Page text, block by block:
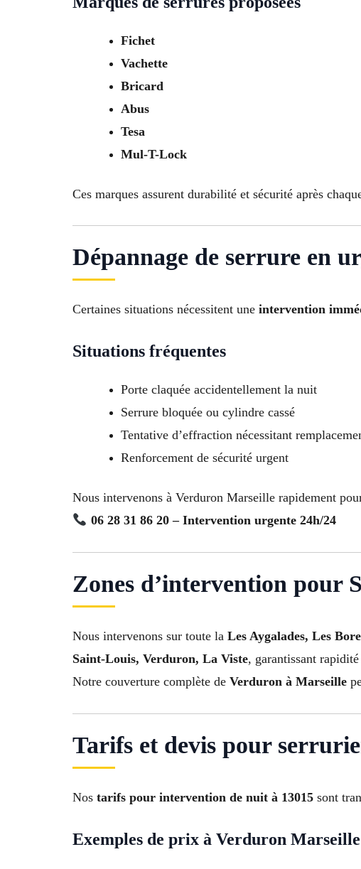
Fichet
Vachette
Bricard
Abus
Tesa
Mul-T-Lock
Ces marques assurent durabilité et sécurité après
Dépannage de serrure en
Certaines situations nécessitent une intervention
Situations fréquentes
Porte claquée accidentellement la nuit
Serrure bloquée ou cylindre cassé
Tentative d’effraction nécessitant
Renforcement de sécurité urgent
Nous intervenons à Verduron Marseille rapidement
06 28 31 86 20 – Intervention urgente 24h/24
Zones d’intervention pour
Nous intervenons sur toute la Les Aygalades, Les
Saint-Louis, Verduron, La Viste, garantissant
Notre couverture complète de Verduron à Marseille
Tarifs et devis pour
Nos tarifs pour intervention de nuit à 13015 sont
Exemples de prix à Verduron Marseille